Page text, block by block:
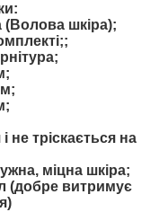
(Волова шкіра);
не тріскається на
міцна шкіра;
(добре витримує